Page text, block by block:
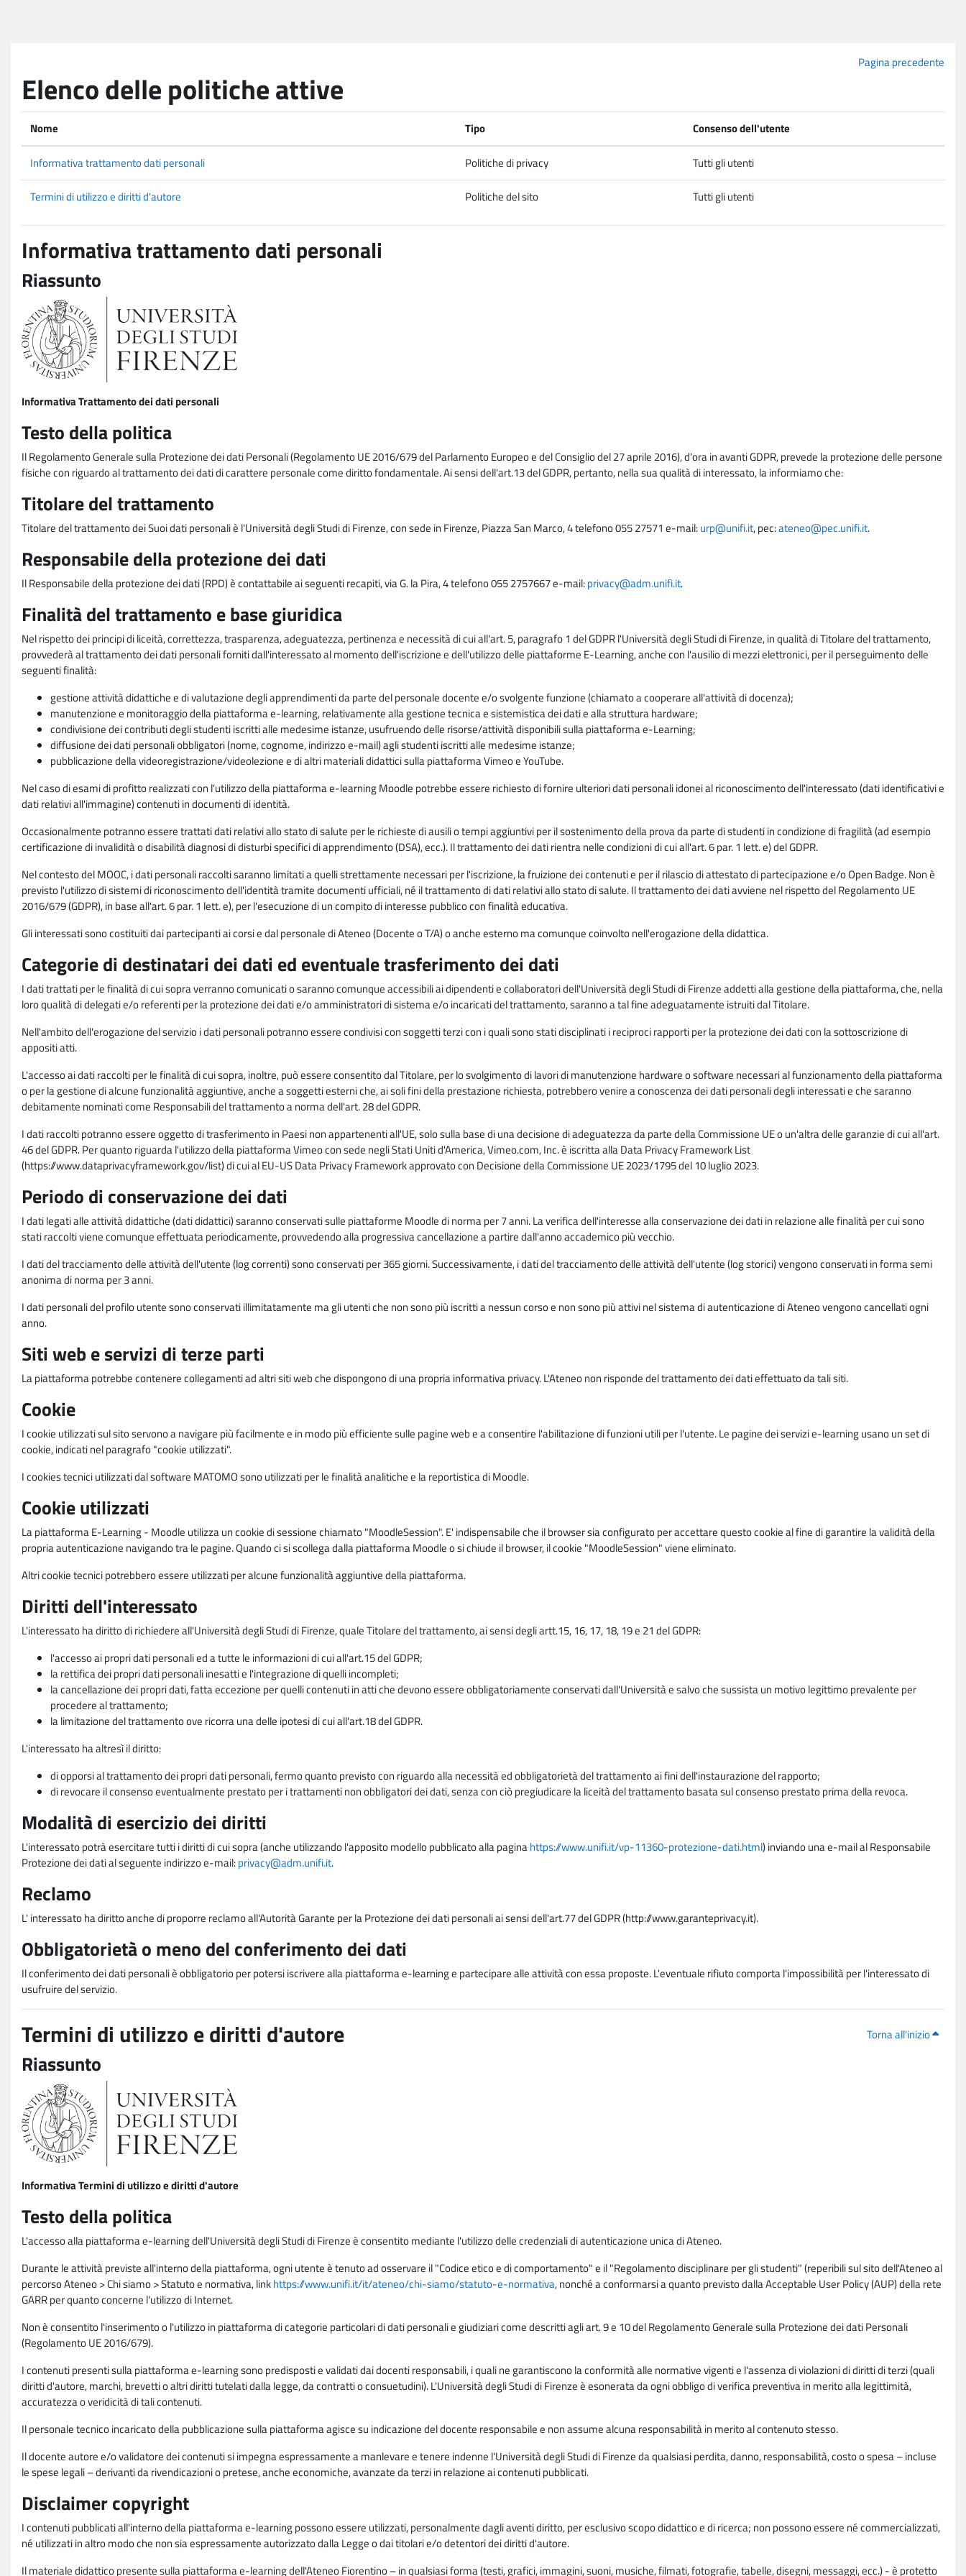
Pagina precedente
Elenco delle politiche attive
Nome Tipo Consenso dell'utente
Informativa trattamento dati personali Politiche di privacy Tutti gli utenti
Termini di utilizzo e diritti d'autore Politiche del sito Tutti gli utenti
Informativa trattamento dati personali
Riassunto
Informativa Trattamento dei dati personali
Testo della politica
Il Regolamento Generale sulla Protezione dei dati Personali (Regolamento UE 2016/679 del Parlamento Europeo e del Consiglio del 27 aprile 2016), d'ora in avanti GDPR, prevede la protezione delle persone
fisiche con riguardo al trattamento dei dati di carattere personale come diritto fondamentale. Ai sensi dell'art.13 del GDPR, pertanto, nella sua qualità di interessato, la informiamo che:
Titolare del trattamento
Titolare del trattamento dei Suoi dati personali è l'Università degli Studi di Firenze, con sede in Firenze, Piazza San Marco, 4 telefono 055 27571 e-mail:urp@unifi.it, pec:ateneo@pec.unifi.it.
Responsabile della protezione dei dati
Il Responsabile della protezione dei dati (RPD) è contattabile ai seguenti recapiti, via G. la Pira, 4 telefono 055 2757667 e-mail:privacy@adm.unifi.it.
Finalità del trattamento e base giuridica
Nel rispetto dei principi di liceità, correttezza, trasparenza, adeguatezza, pertinenza e necessità di cui all'art. 5, paragrafo 1 del GDPR l'Università degli Studi di Firenze, in qualità di Titolare del trattamento,
provvederà al trattamento dei dati personali forniti dall'interessato al momento dell'iscrizione e dell'utilizzo delle piattaforme E-Learning, anche con l'ausilio di mezzi elettronici, per il perseguimento delle
seguenti finalità:
gestione attività didattiche e di valutazione degli apprendimenti da parte del personale docente e/o svolgente funzione (chiamato a cooperare all'attività di docenza);
manutenzione e monitoraggio della piattaforma e-learning, relativamente alla gestione tecnica e sistemistica dei dati e alla struttura hardware;
condivisione dei contributi degli studenti iscritti alle medesime istanze, usufruendo delle risorse/attività disponibili sulla piattaforma e-Learning;
diffusione dei dati personali obbligatori (nome, cognome, indirizzo e-mail) agli studenti iscritti alle medesime istanze;
pubblicazione della videoregistrazione/videolezione e di altri materiali didattici sulla piattaforma Vimeo e YouTube.
Nel caso di esami di profitto realizzati con l'utilizzo della piattaforma e-learning Moodle potrebbe essere richiesto di fornire ulteriori dati personali idonei al riconoscimento dell'interessato (dati identificativi e
dati relativi all'immagine) contenuti in documenti di identità.
Occasionalmente potranno essere trattati dati relativi allo stato di salute per le richieste di ausili o tempi aggiuntivi per il sostenimento della prova da parte di studenti in condizione di fragilità (ad esempio
certificazione di invalidità o disabilità diagnosi di disturbi specifici di apprendimento (DSA), ecc.). Il trattamento dei dati rientra nelle condizioni di cui all'art. 6 par. 1 lett. e) del GDPR.
Nel contesto del MOOC, i dati personali raccolti saranno limitati a quelli strettamente necessari per l'iscrizione, la fruizione dei contenuti e per il rilascio di attestato di partecipazione e/o Open Badge. Non è
previsto l'utilizzo di sistemi di riconoscimento dell'identità tramite documenti ufficiali, né il trattamento di dati relativi allo stato di salute. Il trattamento dei dati avviene nel rispetto del Regolamento UE
2016/679 (GDPR), in base all'art. 6 par. 1 lett. e), per l'esecuzione di un compito di interesse pubblico con finalità educativa.
Gli interessati sono costituiti dai partecipanti ai corsi e dal personale di Ateneo (Docente o T/A) o anche esterno ma comunque coinvolto nell'erogazione della didattica.
Categorie di destinatari dei dati ed eventuale trasferimento dei dati
I dati trattati per le finalità di cui sopra verranno comunicati o saranno comunque accessibili ai dipendenti e collaboratori dell'Università degli Studi di Firenze addetti alla gestione della piattaforma, che, nella
loro qualità di delegati e/o referenti per la protezione dei dati e/o amministratori di sistema e/o incaricati del trattamento, saranno a tal fine adeguatamente istruiti dal Titolare.
Nell'ambito dell'erogazione del servizio i dati personali potranno essere condivisi con soggetti terzi con i quali sono stati disciplinati i reciproci rapporti per la protezione dei dati con la sottoscrizione di
appositi atti.
L'accesso ai dati raccolti per le finalità di cui sopra, inoltre, può essere consentito dal Titolare, per lo svolgimento di lavori di manutenzione hardware o software necessari al funzionamento della piattaforma
o per la gestione di alcune funzionalità aggiuntive, anche a soggetti esterni che, ai soli fini della prestazione richiesta, potrebbero venire a conoscenza dei dati personali degli interessati e che saranno
debitamente nominati come Responsabili del trattamento a norma dell'art. 28 del GDPR.
I dati raccolti potranno essere oggetto di trasferimento in Paesi non appartenenti all'UE, solo sulla base di una decisione di adeguatezza da parte della Commissione UE o un'altra delle garanzie di cui all'art.
46 del GDPR. Per quanto riguarda l'utilizzo della piattaforma Vimeo con sede negli Stati Uniti d'America, Vimeo.com, Inc. è iscritta alla Data Privacy Framework List
(https://www.dataprivacyframework.gov/list) di cui al EU-US Data Privacy Framework approvato con Decisione della Commissione UE 2023/1795 del 10 luglio 2023.
Periodo di conservazione dei dati
I dati legati alle attività didattiche (dati didattici) saranno conservati sulle piattaforme Moodle di norma per 7 anni. La verifica dell'interesse alla conservazione dei dati in relazione alle finalità per cui sono
stati raccolti viene comunque effettuata periodicamente, provvedendo alla progressiva cancellazione a partire dall'anno accademico più vecchio.
I dati del tracciamento delle attività dell'utente (log correnti) sono conservati per 365 giorni. Successivamente, i dati del tracciamento delle attività dell'utente (log storici) vengono conservati in forma semi
anonima di norma per 3 anni.
I dati personali del profilo utente sono conservati illimitatamente ma gli utenti che non sono più iscritti a nessun corso e non sono più attivi nel sistema di autenticazione di Ateneo vengono cancellati ogni
anno.
Siti web e servizi di terze parti
La piattaforma potrebbe contenere collegamenti ad altri siti web che dispongono di una propria informativa privacy. L'Ateneo non risponde del trattamento dei dati effettuato da tali siti.
Cookie
I cookie utilizzati sul sito servono a navigare più facilmente e in modo più efficiente sulle pagine web e a consentire l'abilitazione di funzioni utili per l'utente. Le pagine dei servizi e-learning usano un set di
cookie, indicati nel paragrafo "cookie utilizzati".
I cookies tecnici utilizzati dal software MATOMO sono utilizzati per le finalità analitiche e la reportistica di Moodle.
Cookie utilizzati
La piattaforma E-Learning - Moodle utilizza un cookie di sessione chiamato "MoodleSession". E' indispensabile che il browser sia configurato per accettare questo cookie al fine di garantire la validità della
propria autenticazione navigando tra le pagine. Quando ci si scollega dalla piattaforma Moodle o si chiude il browser, il cookie "MoodleSession" viene eliminato.
Altri cookie tecnici potrebbero essere utilizzati per alcune funzionalità aggiuntive della piattaforma.
Diritti dell'interessato
L'interessato ha diritto di richiedere all'Università degli Studi di Firenze, quale Titolare del trattamento, ai sensi degli artt.15, 16, 17, 18, 19 e 21 del GDPR:
l'accesso ai propri dati personali ed a tutte le informazioni di cui all'art.15 del GDPR;
la rettifica dei propri dati personali inesatti e l'integrazione di quelli incompleti;
la cancellazione dei propri dati, fatta eccezione per quelli contenuti in atti che devono essere obbligatoriamente conservati dall'Università e salvo che sussista un motivo legittimo prevalente per
procedere al trattamento;
la limitazione del trattamento ove ricorra una delle ipotesi di cui all'art.18 del GDPR.
L'interessato ha altresì il diritto:
di opporsi al trattamento dei propri dati personali, fermo quanto previsto con riguardo alla necessità ed obbligatorietà del trattamento ai fini dell'instaurazione del rapporto;
di revocare il consenso eventualmente prestato per i trattamenti non obbligatori dei dati, senza con ciò pregiudicare la liceità del trattamento basata sul consenso prestato prima della revoca.
Modalità di esercizio dei diritti
L'interessato potrà esercitare tutti i diritti di cui sopra (anche utilizzando l'apposito modello pubblicato alla paginahttps://www.unifi.it/vp-11360-protezione-dati.html) inviando una e-mail al Responsabile
Protezione dei dati al seguente indirizzo e-mail:privacy@adm.unifi.it.
Reclamo
L' interessato ha diritto anche di proporre reclamo all'Autorità Garante per la Protezione dei dati personali ai sensi dell'art.77 del GDPR (http://www.garanteprivacy.it).
Obbligatorietà o meno del conferimento dei dati
Il conferimento dei dati personali è obbligatorio per potersi iscrivere alla piattaforma e-learning e partecipare alle attività con essa proposte. L'eventuale rifiuto comporta l'impossibilità per l'interessato di
usufruire del servizio.
Torna all'inizio
Termini di utilizzo e diritti d'autore
Riassunto
Informativa Termini di utilizzo e diritti d'autore
Testo della politica
L'accesso alla piattaforma e-learning dell'Università degli Studi di Firenze è consentito mediante l'utilizzo delle credenziali di autenticazione unica di Ateneo.
Durante le attività previste all'interno della piattaforma, ogni utente è tenuto ad osservare il "Codice etico e di comportamento" e il "Regolamento disciplinare per gli studenti" (reperibili sul sito dell'Ateneo al
percorso Ateneo > Chi siamo > Statuto e normativa, linkhttps://www.unifi.it/it/ateneo/chi-siamo/statuto-e-normativa, nonché a conformarsi a quanto previsto dalla Acceptable User Policy (AUP) della rete
GARR per quanto concerne l'utilizzo di Internet.
Non è consentito l'inserimento o l'utilizzo in piattaforma di categorie particolari di dati personali e giudiziari come descritti agli art. 9 e 10 del Regolamento Generale sulla Protezione dei dati Personali
(Regolamento UE 2016/679).
I contenuti presenti sulla piattaforma e-learning sono predisposti e validati dai docenti responsabili, i quali ne garantiscono la conformità alle normative vigenti e l'assenza di violazioni di diritti di terzi (quali
diritti d'autore, marchi, brevetti o altri diritti tutelati dalla legge, da contratti o consuetudini). L'Università degli Studi di Firenze è esonerata da ogni obbligo di verifica preventiva in merito alla legittimità,
accuratezza o veridicità di tali contenuti.
Il personale tecnico incaricato della pubblicazione sulla piattaforma agisce su indicazione del docente responsabile e non assume alcuna responsabilità in merito al contenuto stesso.
Il docente autore e/o validatore dei contenuti si impegna espressamente a manlevare e tenere indenne l'Università degli Studi di Firenze da qualsiasi perdita, danno, responsabilità, costo o spesa – incluse
le spese legali – derivanti da rivendicazioni o pretese, anche economiche, avanzate da terzi in relazione ai contenuti pubblicati.
Disclaimer copyright
I contenuti pubblicati all'interno della piattaforma e-learning possono essere utilizzati, personalmente dagli aventi diritto, per esclusivo scopo didattico e di ricerca; non possono essere né commercializzati,
né utilizzati in altro modo che non sia espressamente autorizzato dalla Legge o dai titolari e/o detentori dei diritti d'autore.
Il materiale didattico presente sulla piattaforma e-learning dell'Ateneo Fiorentino – in qualsiasi forma (testi, grafici, immagini, suoni, musiche, filmati, fotografie, tabelle, disegni, messaggi, ecc.) - è protetto